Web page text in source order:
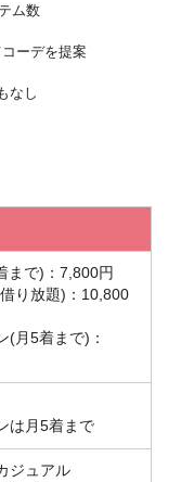
ム数
ーデを提案
なし
まで)：7,800円
り放題)：10,800
(月5着まで)：
は月5着まで
ジュアル